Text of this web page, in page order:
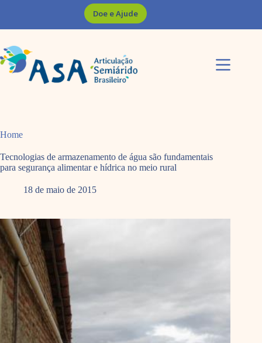
Doe e Ajude
Home
Tecnologias de armazenamento de água são fundamentais
para segurança alimentar e hídrica no meio rural
18 de maio de 2015